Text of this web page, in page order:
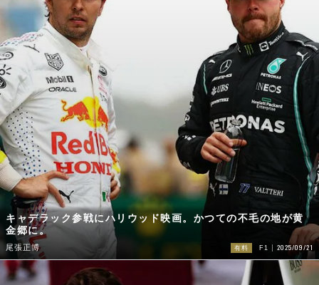
キャデラック参戦にハリウッド映画。かつての不毛の地が黄
金郷に。
尾張正博 有料 F1 2025/09/21